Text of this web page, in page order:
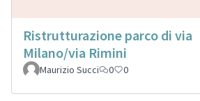
Ristrutturazione parco di via
Milano/via Rimini
Maurizio Succi 0 0